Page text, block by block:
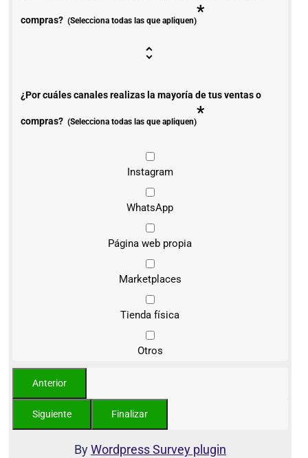
compras? (Selecciona todas las que apliquen)*
¿Por cuáles canales realizas la mayoría de tus ventas o
compras? (Selecciona todas las que apliquen)*
Instagram
WhatsApp
Página web propia
Marketplaces
Tienda física
Otros
ByWordpress Survey plugin